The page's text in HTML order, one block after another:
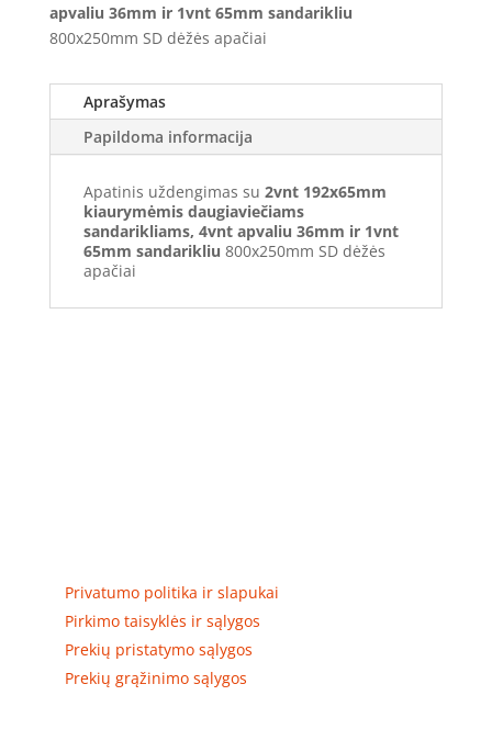
apvaliu 36mm ir 1vnt 65mm sandarikliu
800x250mm SD dėžės apačiai
Aprašymas
Papildoma informacija
Apatinis uždengimas su 2vnt 192x65mm
kiaurymėmis daugiaviečiams
sandarikliams, 4vnt apvaliu 36mm ir 1vnt
65mm sandarikliu 800x250mm SD dėžės
apačiai
Privatumo politika ir slapukai
Pirkimo taisyklės ir sąlygos
Prekių pristatymo sąlygos
Prekių grąžinimo sąlygos